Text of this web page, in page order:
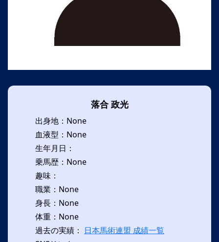
落合 政光
出身地：None
血液型：None
生年月日：
乗馬歴：None
趣味：
職業：None
身長：None
体重：None
過去の実績： 日本馬術連盟 成績一覧